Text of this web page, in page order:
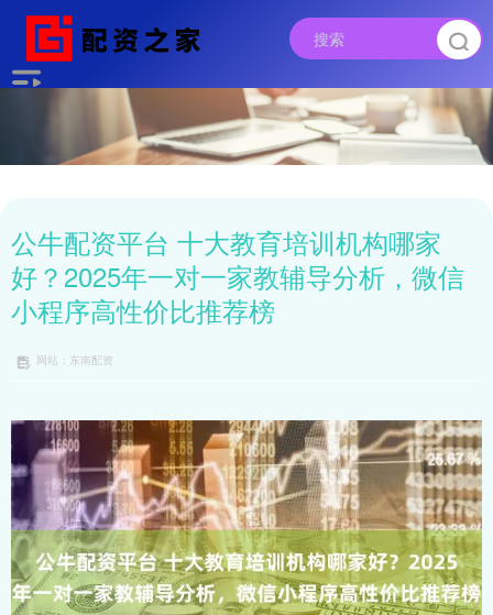
公牛配资平台 十大教育培训机构哪家
好？2025年一对一家教辅导分析，微信
小程序高性价比推荐榜
网站：东南配资